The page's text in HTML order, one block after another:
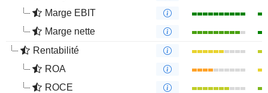
Marge EBIT
Marge nette
Rentabilité
ROA
ROCE